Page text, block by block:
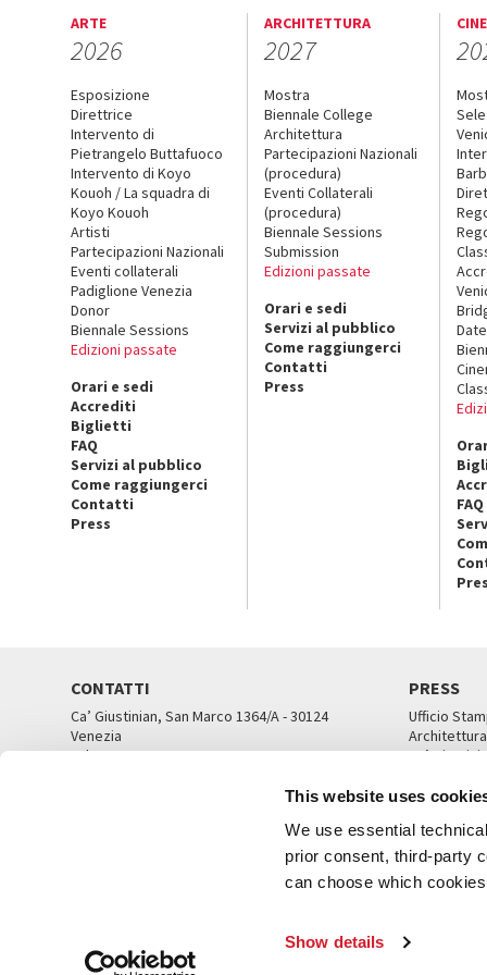
This website uses
We use essential
prior consent, third-party
can choose which
Show details
ARTE
2026
Esposizione
Direttrice
Intervento di
Pietrangelo Buttafuoco
Intervento di Koyo
Kouoh / La squadra di
Koyo Kouoh
Artisti
Partecipazioni Nazionali
Eventi collaterali
Padiglione Venezia
Donor
Biennale Sessions
Edizioni passate
Orari e sedi
Accrediti
Biglietti
FAQ
Servizi al pubblico
Come raggiungerci
Contatti
Press
ARCHITETTURA
2027
Mostra
Biennale College
Architettura
Partecipazioni Nazionali
(procedura)
Eventi Collaterali
(procedura)
Biennale Sessions
Submission
Edizioni passate
Orari e sedi
Servizi al pubblico
Come raggiungerci
Contatti
Press
FAQ
CONTATTI
Ca’ Giustinian, San Marco 1364/A - 30124
Venezia
Tel. 041 5218711
PRESS
Ufficio
Architettura
Ca’
UFFICI